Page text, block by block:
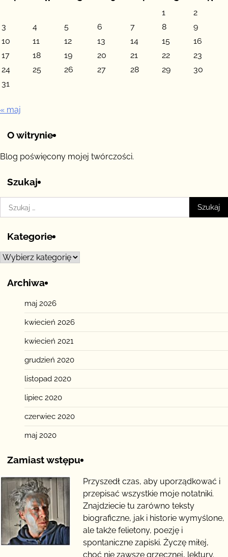
1
2
3
4 5 6 7 8
9
10
11 12 13 14 15
16
17
18 19 20 21 22
23
24
25 26 27 28 29
30
31
« maj
O witrynie
Blog poświęcony mojej twórczości.
Szukaj
Szukaj:
Kategorie
Kategorie
Archiwa
maj 2026
kwiecień 2026
kwiecień 2021
grudzień 2020
listopad 2020
lipiec 2020
czerwiec 2020
maj 2020
Zamiast wstępu
Przyszedł czas, aby uporządkować i
przepisać wszystkie moje notatniki.
Znajdziecie tu zarówno teksty
biograficzne, jak i historie wymyślone,
ale także felietony, poezję i
spontaniczne zapiski. Życzę miłej,
choć nie zawsze grzecznej, lektury.